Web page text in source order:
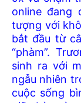
online đang
tượng với
bắt đầu từ
“phàm”.
sinh ra với
ngẫu nhiên
cuộc sống